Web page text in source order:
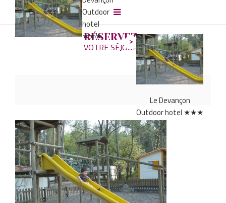
Outdoor
hotel
★★★
Le Devançon
Outdoor hotel ★★★
RÉSERVEZ
VOTRE SÉJOUR